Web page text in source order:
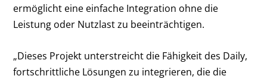
ermöglicht eine einfache Integration ohne die
Leistung oder Nutzlast zu beeinträchtigen.
„Dieses Projekt unterstreicht die Fähigkeit des Daily,
fortschrittliche Lösungen zu integrieren, die die